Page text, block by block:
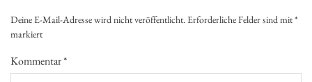
Deine E-Mail-Adresse wird nicht veröffentlicht.Erforderliche Felder sind mit*
markiert
Kommentar*